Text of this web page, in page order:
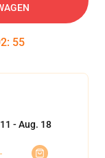
: 54
- Aug. 18